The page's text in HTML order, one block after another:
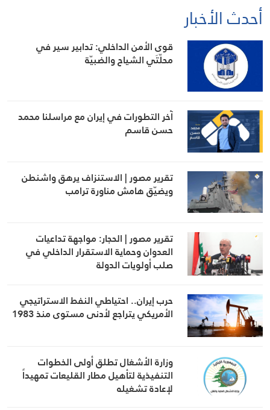
أحدث الأخبار
قوى الأمن الداخلي: تدابير سير في
محلّتَي الشياح والضبيّة
آخر التطورات في إيران مع مراسلنا محمد
حسن قاسم
تقرير مصور | الاستنزاف يرهق واشنطن
ويضيّق هامش مناورة ترامب
تقرير مصور | الحجار: مواجهة تداعيات
العدوان وحماية الاستقرار الداخلي في
صلب أولويات الدولة
حرب إيران.. احتياطي النفط الاستراتيجي
الأمريكي يتراجع لأدنى مستوى منذ 1983
وزارة الأشغال تطلق أولى الخطوات
التنفيذية لتأهيل مطار القليعات تمهيداً
لإعادة تشغيله